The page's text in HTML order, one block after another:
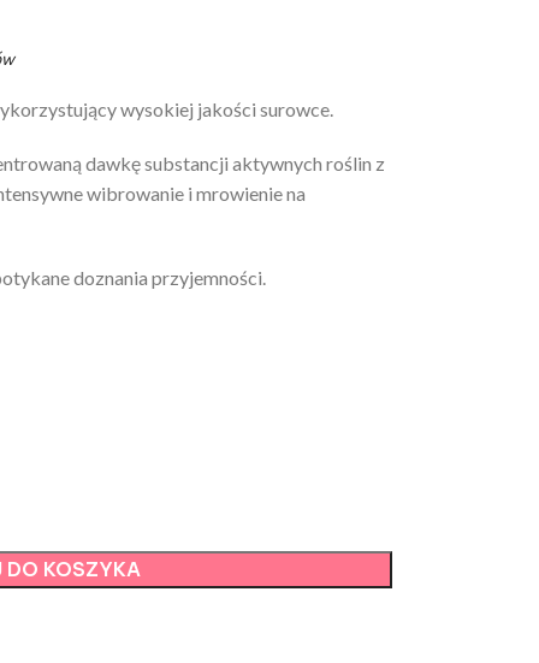
wysokiej jakości surowce.
dawkę substancji aktywnych roślin z
wibrowanie i mrowienie na
doznania przyjemności.
DO KOSZYKA